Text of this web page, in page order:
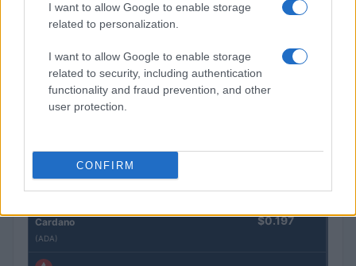
I want to allow Google to enable storage
related to personalization.
I want to allow Google to enable storage
related to security, including authentication
functionality and fraud prevention, and other
user protection.
CONFIRM
(BNB)
XRP $1.04
Cardano
(ADA)
$0.197